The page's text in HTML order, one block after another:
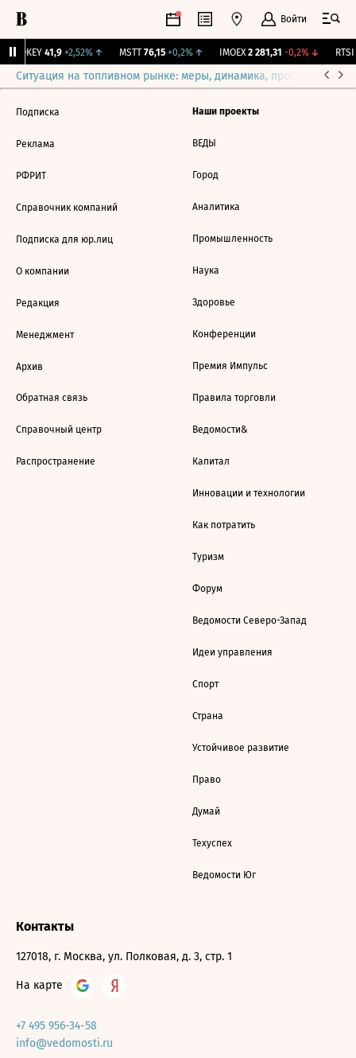
Войти
OKEY 41,9 +2,52%↑ MSTT 76,15 +0,2%↑ IMOEX 2 281,31 -0,2%↓ RTSI
Ситуация на топливном рынке: меры, динамика, прогнозы
Подписка
Реклама
РФРИТ
Справочник компаний
Подписка для юр.лиц
О компании
Редакция
Менеджмент
Архив
Обратная связь
Справочный центр
Распространение
Наши проекты
ВЕДЫ
Город
Аналитика
Промышленность
Наука
Здоровье
Конференции
Премия Импульс
Правила торговли
Ведомости&
Капитал
Инновации и технологии
Как потратить
Туризм
Форум
Ведомости Северо-Запад
Идеи управления
Спорт
Страна
Устойчивое развитие
Право
Думай
Техуспех
Ведомости Юг
Контакты
127018, г. Москва, ул. Полковая, д. 3, стр. 1
На карте
+7 495 956-34-58
info@vedomosti.ru